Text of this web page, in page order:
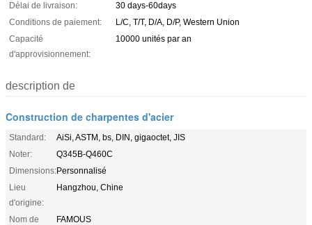
Délai de livraison:
30 days-60days
Conditions de paiement:
L/C, T/T, D/A, D/P, Western Union
Capacité
d'approvisionnement:
10000 unités par an
description de
Construction de charpentes d'acier
Standard:
AiSi, ASTM, bs, DIN, gigaoctet, JIS
Noter:
Q345B-Q460C
Dimensions:Personnalisé
Lieu
d'origine:
Hangzhou, Chine
Nom de
FAMOUS